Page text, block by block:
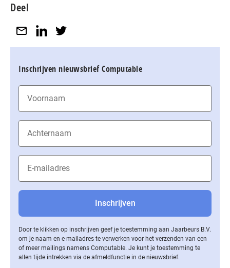
Deel
Inschrijven nieuwsbrief Computable
Door te klikken op inschrijven geef je toestemming aan Jaarbeurs B.V.
om je naam en e-mailadres te verwerken voor het verzenden van een
of meer mailings namens Computable. Je kunt je toestemming te
allen tijde intrekken via de af­meld­func­tie in de nieuwsbrief.